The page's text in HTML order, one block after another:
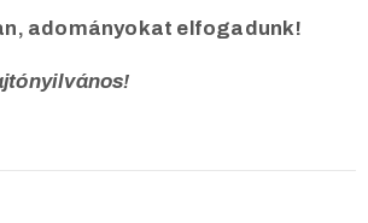
adományokat elfogadunk!